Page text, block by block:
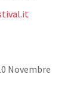
Novembre